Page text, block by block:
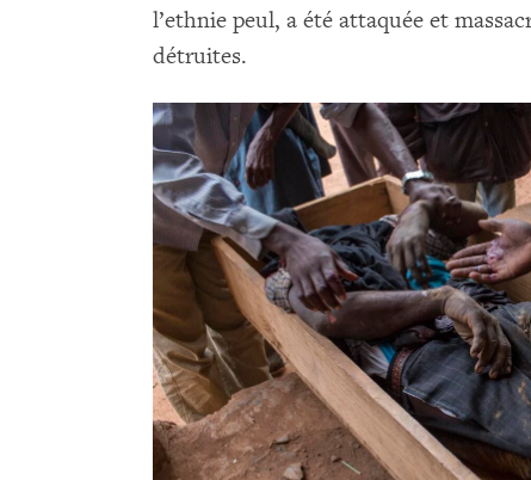
l’ethnie peul, a été attaquée et
détruites.